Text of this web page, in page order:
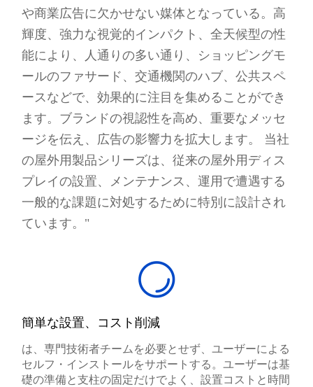
や商業広告に欠かせない媒体となっている。高
輝度、強力な視覚的インパクト、全天候型の性
能により、人通りの多い通り、ショッピングモ
ールのファサード、交通機関のハブ、公共スペ
ースなどで、効果的に注目を集めることができ
ます。ブランドの視認性を高め、重要なメッセ
ージを伝え、広告の影響力を拡大します。 当社
の屋外用製品シリーズは、従来の屋外用ディス
プレイの設置、メンテナンス、運用で遭遇する
一般的な課題に対処するために特別に設計され
ています。"
簡単な設置、コスト削減
は、専門技術者チームを必要とせず、ユーザーによる
セルフ・インストールをサポートする。ユーザーは基
礎の準備と支柱の固定だけでよく、設置コストと時間